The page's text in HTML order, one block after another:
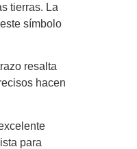
tierras. La
símbolo
resalta
hacen
para